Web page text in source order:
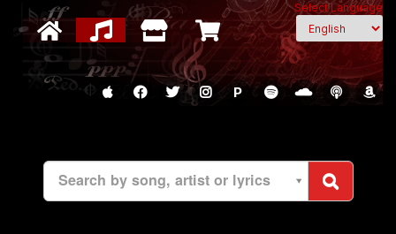
Select Language
P
Search by song, artist or lyrics